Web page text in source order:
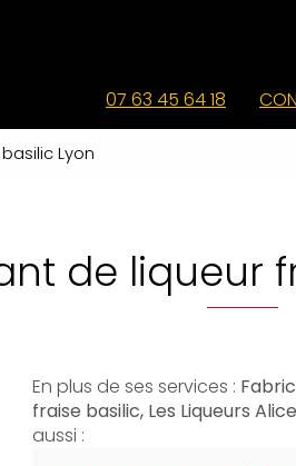
07 63 45 64 18
Lyon
de liqueur
En plus de ses services :
fraise basilic, Les Liqueurs Alice
aussi :